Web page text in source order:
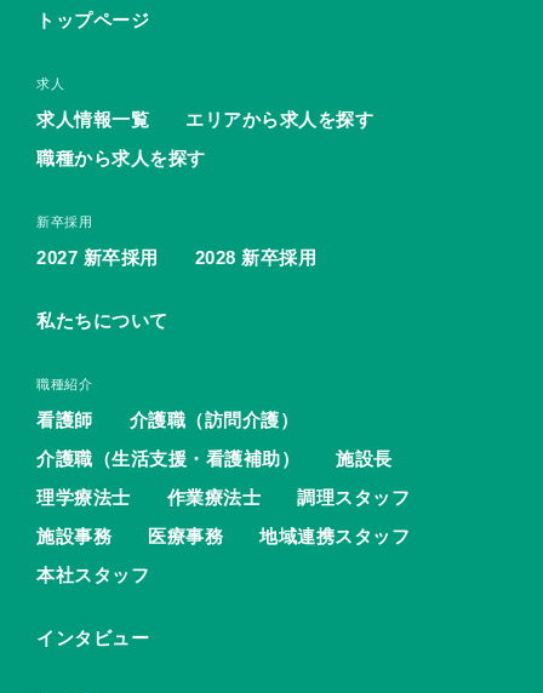
トップページ
求人
求人情報一覧
エリアから求人を探す
職種から求人を探す
新卒採用
2027 新卒採用 2028 新卒採用
私たちについて
職種紹介
看護師
介護職（訪問介護）
介護職（生活支援・看護補助）
施設長
理学療法士
作業療法士
調理スタッフ
施設事務
医療事務
地域連携スタッフ
本社スタッフ
インタビュー